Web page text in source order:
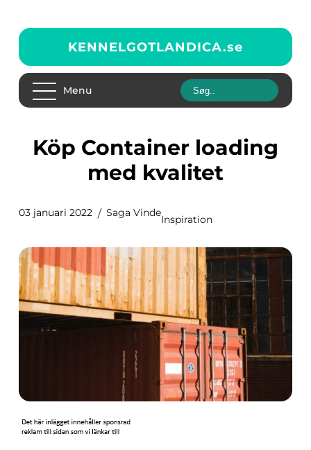
KENNELGOTLANDICA.se
Menu
Köp Container loading
med kvalitet
03 januari 2022 Saga Vinde
Inspiration